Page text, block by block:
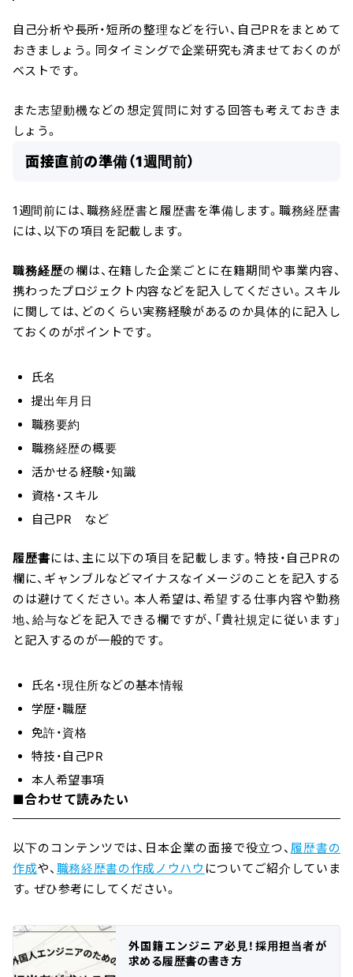
自己分析や長所・短所の整理などを行い、自己PRをまとめて
おきましょう。同タイミングで企業研究も済ませておくのが
ベストです。
また志望動機などの想定質問に対する回答も考えておきま
しょう。
面接直前の準備（1週間前）
1週間前には、職務経歴書と履歴書を準備します。職務経歴書
には、以下の項目を記載します。
職務経歴の欄は、在籍した企業ごとに在籍期間や事業内容、
携わったプロジェクト内容などを記入してください。スキル
に関しては、どのくらい実務経験があるのか具体的に記入し
ておくのがポイントです。
氏名
提出年月日
職務要約
職務経歴の概要
活かせる経験・知識
資格・スキル
自己PR など
履歴書には、主に以下の項目を記載します。特技・自己PRの
欄に、ギャンブルなどマイナスなイメージのことを記入する
のは避けてください。本人希望は、希望する仕事内容や勤務
地、給与などを記入できる欄ですが、「貴社規定に従います」
と記入するのが一般的です。
氏名・現住所などの基本情報
学歴・職歴
免許・資格
特技・自己PR
本人希望事項
■合わせて読みたい
以下のコンテンツでは、日本企業の面接で役立つ、 履歴書の
作成や、 職務経歴書の作成ノウハウ についてご紹介していま
す。ぜひ参考にしてください。
外国籍エンジニア必見！採用担当者が
求める履歴書の書き方